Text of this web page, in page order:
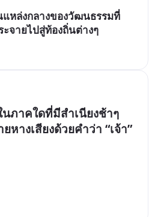
แหล่งกลางของวัฒนธรรมที่
ะจายไปสู่ท้องถิ่นต่างๆ
ภาคใดที่มีสำเนียงช้าๆ
เนิบๆ และมักลงท้ายหางเสียงด้วยคำว่า “เจ้า”